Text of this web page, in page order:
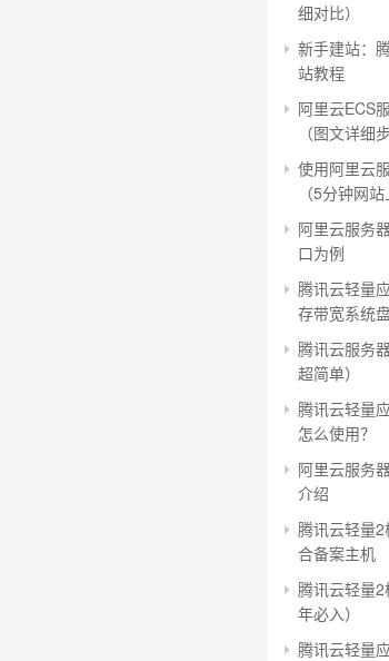
细对比）
新手建站：
站教程
阿里云ECS
（图文详细
使用阿里云
（5分钟网站
阿里云服务
口为例
腾讯云轻量
存带宽系统
腾讯云服务
超简单）
腾讯云轻量
怎么使用？
阿里云服务
介绍
腾讯云轻量
合备案主机
腾讯云轻量
年必入）
腾讯云轻量